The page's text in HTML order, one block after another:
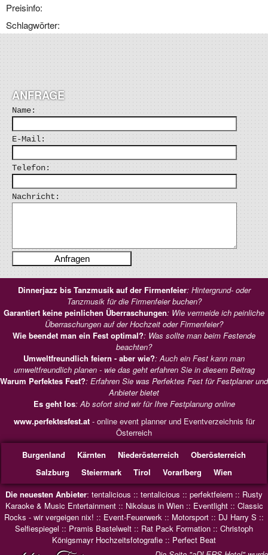
Preisinfo:
Schlagwörter:
ANFRAGE
Name:
E-Mail:
Telefon:
Nachricht:
Dinnerjazz bis Tanzmusik auf der Firmenfeier: Hintergrund- oder
Tanzmusik für die Firmenfeier buchen?
Garantiert keine peinlichen Überraschungen: Wie vermeide ich peinliche
Überraschungen auf der Hochzeit oder Firmenfeier?
Wie beendet man ein Fest optimal?: Was sollte man beim Festende
beachten?
Umweltfreundlich feiern - aber wie?: Auch ein Fest kann man
umweltfreundlich planen - wie das geht erfahren Sie in diesem Beitrag
Warum Perfektes Fest?: Erfahren Sie was Perfektes Fest für Festplaner und
Anbieter bietet
Es geht los: Ab sofort sind wir für Ihre Festplanung online
www.perfektesfest.at- online event planner und Eventverzeichnis für
Österreich
Burgenland
Kärnten Niederösterreich
Oberösterreich
Salzburg
Steiermark Tirol Vorarlberg
Wien
Die neuesten Anbieter: tentalicious :: tentalicious :: perfektfeiern :: Rusty
Karaoke & Music Entertainment:: Nikolaus in Wien:: Eventlight:: Classic
Rocks - wir vergeigen nix! :: Event-Feuerwerk :: Motorsport :: DJ Harry S ::
Selfiespiegel :: Pramis Bastelwelt :: Rat Pack Formation :: Christoph
Königsmayr Hochzeitsfotografie :: Perfect Beat